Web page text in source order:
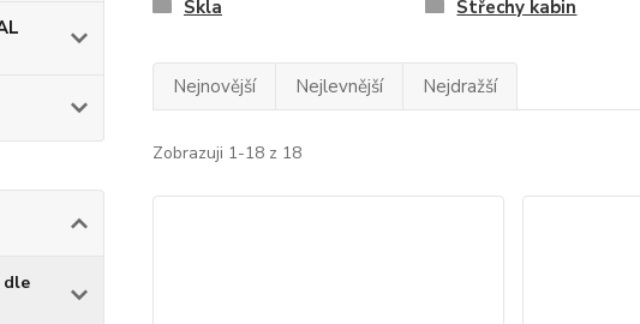
dle
Skla Střechy kabin
Nejnovější Nejlevnější Nejdražší
Zobrazuji 1-18 z 18